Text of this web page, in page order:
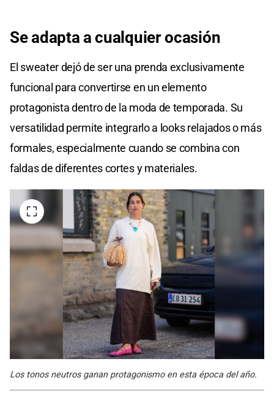
Se adapta a cualquier ocasión
El sweater dejó de ser una prenda exclusivamente
funcional para convertirse en un elemento
protagonista dentro de la moda de temporada. Su
versatilidad permite integrarlo a looks relajados o más
formales, especialmente cuando se combina con
faldas de diferentes cortes y materiales.
Los tonos neutros ganan protagonismo en esta época del año.